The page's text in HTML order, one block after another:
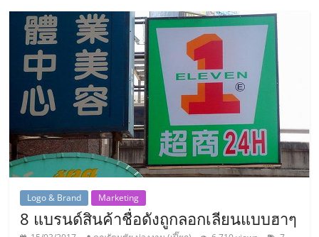
ไชส์,
ที่
ปรึกษา
แฟ
รน
Logo & Brand Marketing
8 แบรนด์สินค้าชื่อดังถูกลอกเลียนแบบฮาๆ